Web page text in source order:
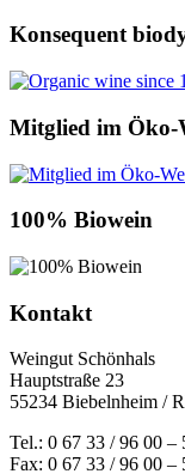
Konsequent
Mitglied im Öko-
100% Biowein
Kontakt
Weingut Schönhals
Hauptstraße 23
55234 Biebelnheim /
Tel.: 0 67 33 / 96 00 –
Fax: 0 67 33 / 96 00 –